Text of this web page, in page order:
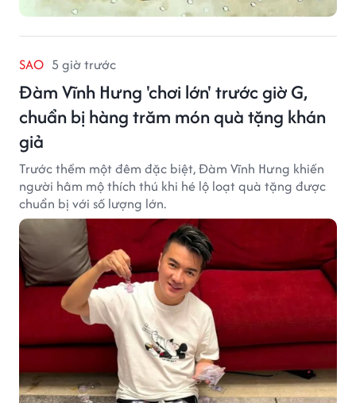
SAO 5 giờ trước
Đàm Vĩnh Hưng 'chơi lớn' trước giờ G,
chuẩn bị hàng trăm món quà tặng khán
giả
Trước thềm một đêm đặc biệt, Đàm Vĩnh Hưng khiến
người hâm mộ thích thú khi hé lộ loạt quà tặng được
chuẩn bị với số lượng lớn.